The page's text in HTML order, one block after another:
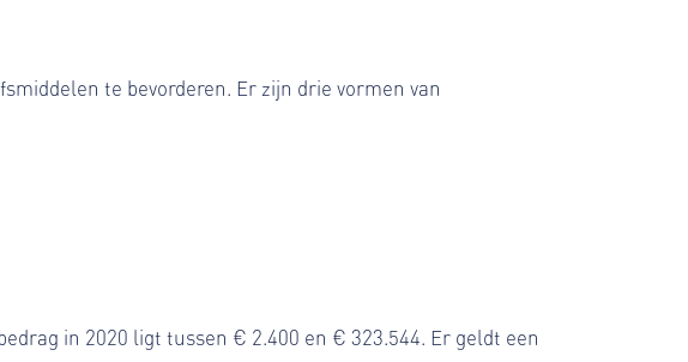
te bevorderen. Er zijn drie vormen van
in 2020 ligt tussen € 2.400 en € 323.544. Er geldt een